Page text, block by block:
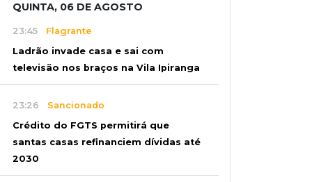
QUINTA, 06 DE AGOSTO
23:45 Flagrante
Ladrão invade casa e sai com
televisão nos braços na Vila Ipiranga
23:26 Sancionado
Crédito do FGTS permitirá que
santas casas refinanciem dívidas até
2030